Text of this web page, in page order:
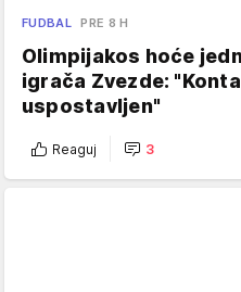
FUDBAL PRE 8 H
Olimpijakos hoće
igrača Zvezde:
uspostavljen"
Reaguj 3